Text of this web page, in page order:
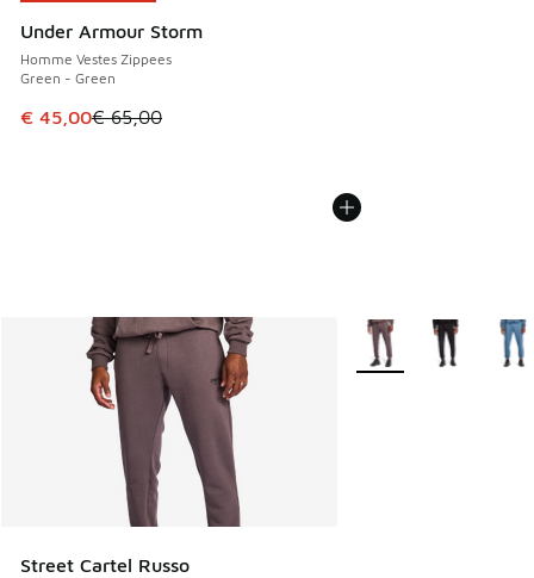
Under Armour Storm
Homme Vestes Zippees
Green - Green
Cet article est en promotion. Prix en baisse de € 65,00 à
€ 45,00€ 65,00
Street Cartel Russo
Plus de couleurs